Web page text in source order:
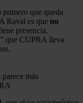
primero que queda
Raval es que no
presencia,
que CUPRA lleva
más